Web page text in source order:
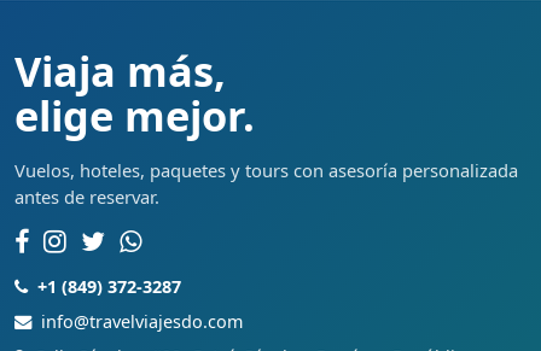
Viaja más,
elige mejor.
Vuelos, hoteles, paquetes y tours con asesoría personalizada
antes de reservar.
+1 (849) 372-3287
info@travelviajesdo.com